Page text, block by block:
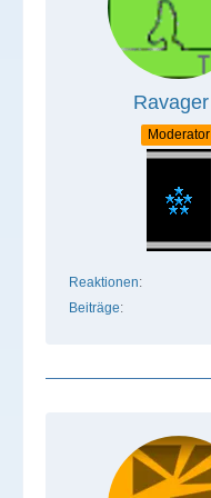
Ravager
Moderator
Reaktionen
Beiträge